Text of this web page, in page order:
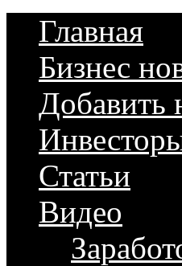
Главная
Бизнес
Добавить
Статьи
Видео